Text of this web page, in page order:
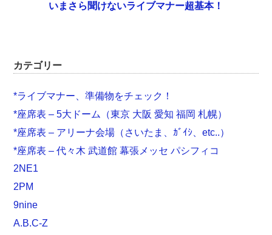
いまさら聞けないライブマナー超基本！
カテゴリー
*ライブマナー、準備物をチェック！
*座席表 – 5大ドーム（東京 大阪 愛知 福岡 札幌）
*座席表 – アリーナ会場（さいたま、ｶﾞｲｼ、etc..）
*座席表 – 代々木 武道館 幕張メッセ パシフィコ
2NE1
2PM
9nine
A.B.C-Z